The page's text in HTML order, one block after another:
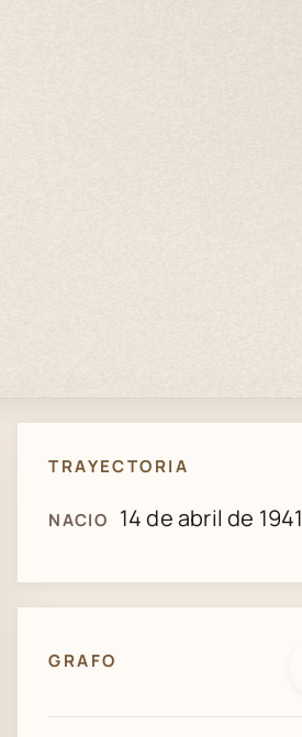
TRAYECTORIA
NACIO 14 de abril de 1941
GRAFO